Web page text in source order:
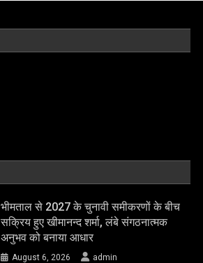
भीमताल से 2027 के चुनावी समीकरणों के बीच
सक्रिय हुए खीमानन्द शर्मा, लंबे संगठनात्मक
अनुभव को बनाया आधार
August 6, 2026 admin